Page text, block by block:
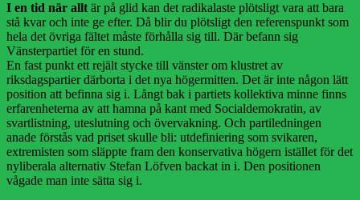
I en tid när allt är på glid kan det radikalaste plötsligt vara att bara
stå kvar och inte ge efter. Då blir du plötsligt den referenspunkt som
hela det övriga fältet måste förhålla sig till. Där befann sig
Vänsterpartiet för en stund.
En fast punkt ett rejält stycke till vänster om klustret av
riksdagspartier därborta i det nya högermitten. Det är inte någon lätt
position att befinna sig i. Långt bak i partiets kollektiva minne finns
erfarenheterna av att hamna på kant med Socialdemokratin, av
svartlistning, uteslutning och övervakning. Och partiledningen
anade förstås vad priset skulle bli: utdefiniering som svikaren,
extremisten som släppte fram den konservativa högern istället för det
nyliberala alternativ Stefan Löfven backat in i. Den positionen
vågade man inte sätta sig i.